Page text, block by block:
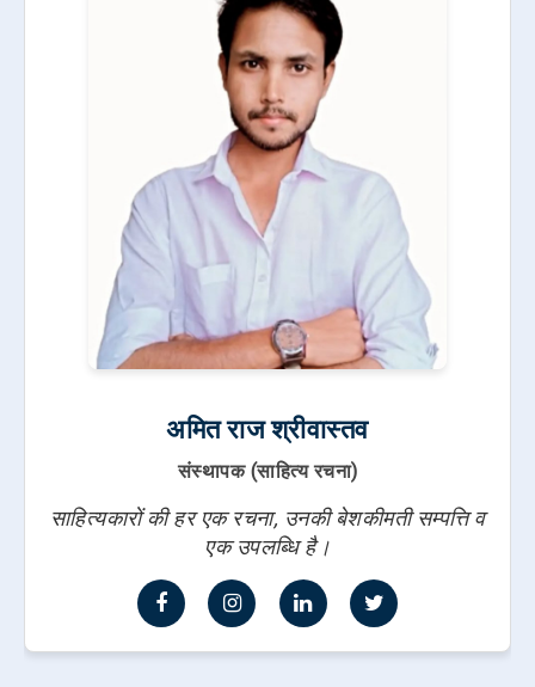
अमित राज श्रीवास्तव
संस्थापक (साहित्य रचना)
साहित्यकारों की हर एक रचना, उनकी बेशकीमती सम्पत्ति व
एक उपलब्धि है।